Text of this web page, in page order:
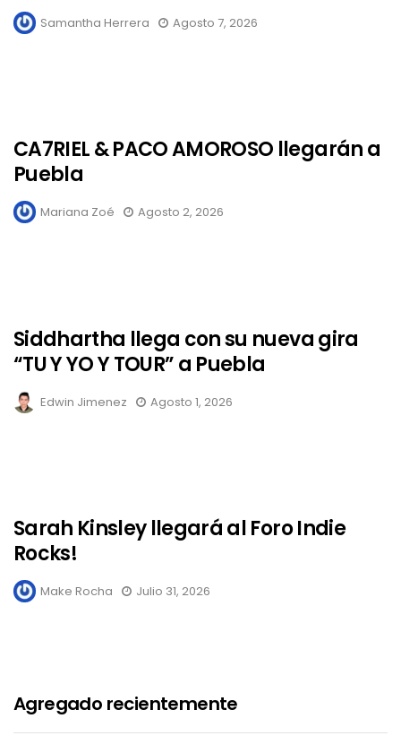
Samantha Herrera Agosto 7, 2026
CA7RIEL & PACO AMOROSO llegarán a
Puebla
Mariana Zoé Agosto 2, 2026
Siddhartha llega con su nueva gira
“TU Y YO Y TOUR” a Puebla
Edwin Jimenez Agosto 1, 2026
Sarah Kinsley llegará al Foro Indie
Rocks!
Make Rocha Julio 31, 2026
Agregado recientemente